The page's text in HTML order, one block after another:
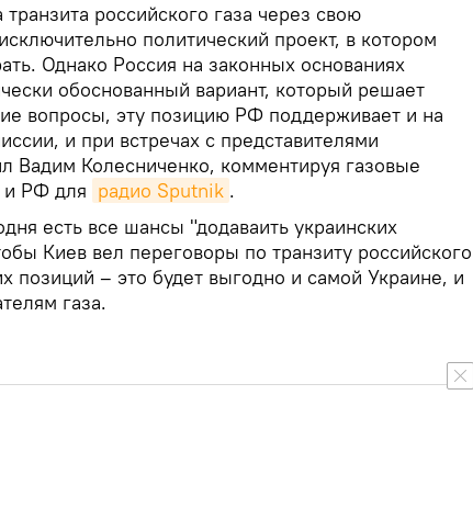
российского газа через свою
политический проект, в котором
Однако Россия на законных основаниях
обоснованный вариант, который решает
вопросы, эту позицию РФ поддерживает и на
и при встречах с представителями
Вадим Колесниченко, комментируя газовые
и РФ для радио Sputnik .
есть все шансы "додаваить украинских
Киев вел переговоры по транзиту российского
позиций – это будет выгодно и самой Украине, и
газа.